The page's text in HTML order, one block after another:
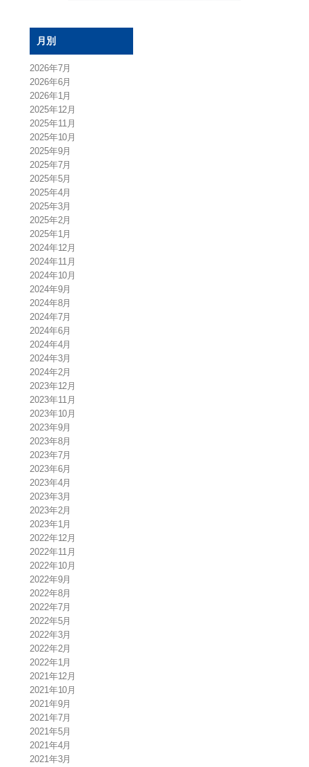
月別
2026年7月
2026年6月
2026年1月
2025年12月
2025年11月
2025年10月
2025年9月
2025年7月
2025年5月
2025年4月
2025年3月
2025年2月
2025年1月
2024年12月
2024年11月
2024年10月
2024年9月
2024年8月
2024年7月
2024年6月
2024年4月
2024年3月
2024年2月
2023年12月
2023年11月
2023年10月
2023年9月
2023年8月
2023年7月
2023年6月
2023年4月
2023年3月
2023年2月
2023年1月
2022年12月
2022年11月
2022年10月
2022年9月
2022年8月
2022年7月
2022年5月
2022年3月
2022年2月
2022年1月
2021年12月
2021年10月
2021年9月
2021年7月
2021年5月
2021年4月
2021年3月